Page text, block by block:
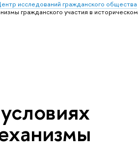
исследований гражданского общества
гражданского участия в историческом